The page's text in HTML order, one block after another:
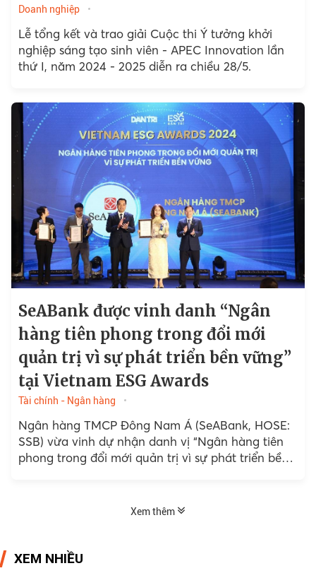
Doanh nghiệp
Lễ tổng kết và trao giải Cuộc thi Ý tưởng khởi
nghiệp sáng tạo sinh viên - APEC Innovation lần
thứ I, năm 2024 - 2025 diễn ra chiều 28/5.
SeABank được vinh danh “Ngân
hàng tiên phong trong đổi mới
quản trị vì sự phát triển bền vững”
tại Vietnam ESG Awards
Tài chính - Ngân hàng
Ngân hàng TMCP Đông Nam Á (SeABank, HOSE:
SSB) vừa vinh dự nhận danh vị “Ngân hàng tiên
phong trong đổi mới quản trị vì sự phát triển bền
Xem thêm
XEM NHIỀU